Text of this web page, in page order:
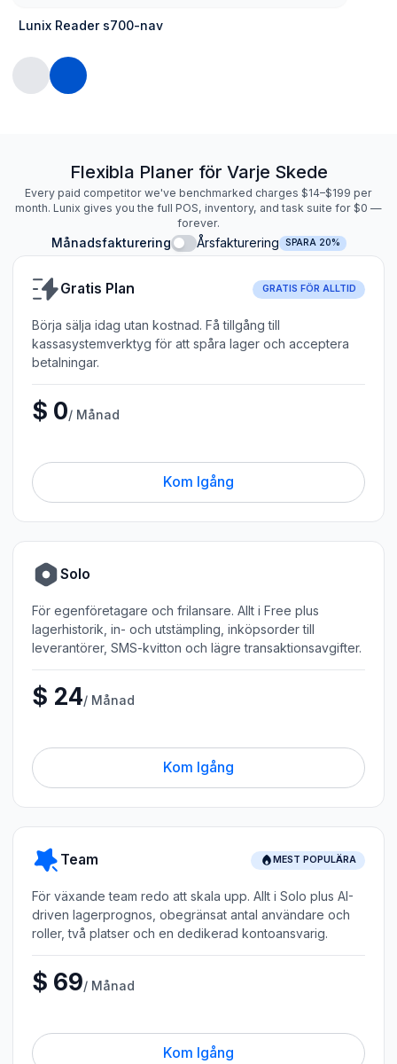
Lunix Reader s700-nav
Flexibla Planer för Varje Skede
Every paid competitor we've benchmarked charges $14–$199 per
month. Lunix gives you the full POS, inventory, and task suite for $0 —
forever.
Månadsfakturering Årsfakturering SPARA 20%
Gratis Plan GRATIS FÖR ALLTID
Börja sälja idag utan kostnad. Få tillgång till
kassasystemverktyg för att spåra lager och acceptera
betalningar.
$ 0/ Månad
Kom Igång
Solo
För egenföretagare och frilansare. Allt i Free plus
lagerhistorik, in- och utstämpling, inköpsorder till
leverantörer, SMS-kvitton och lägre transaktionsavgifter.
$ 24/ Månad
Kom Igång
Team MEST POPULÄRA
För växande team redo att skala upp. Allt i Solo plus AI-
driven lagerprognos, obegränsat antal användare och
roller, två platser och en dedikerad kontoansvarig.
$ 69/ Månad
Kom Igång